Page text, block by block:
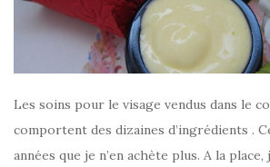
Les soins pour le visage vendus dans le
comportent des dizaines d’ingrédients .
années que je n’en achète plus. A la place,